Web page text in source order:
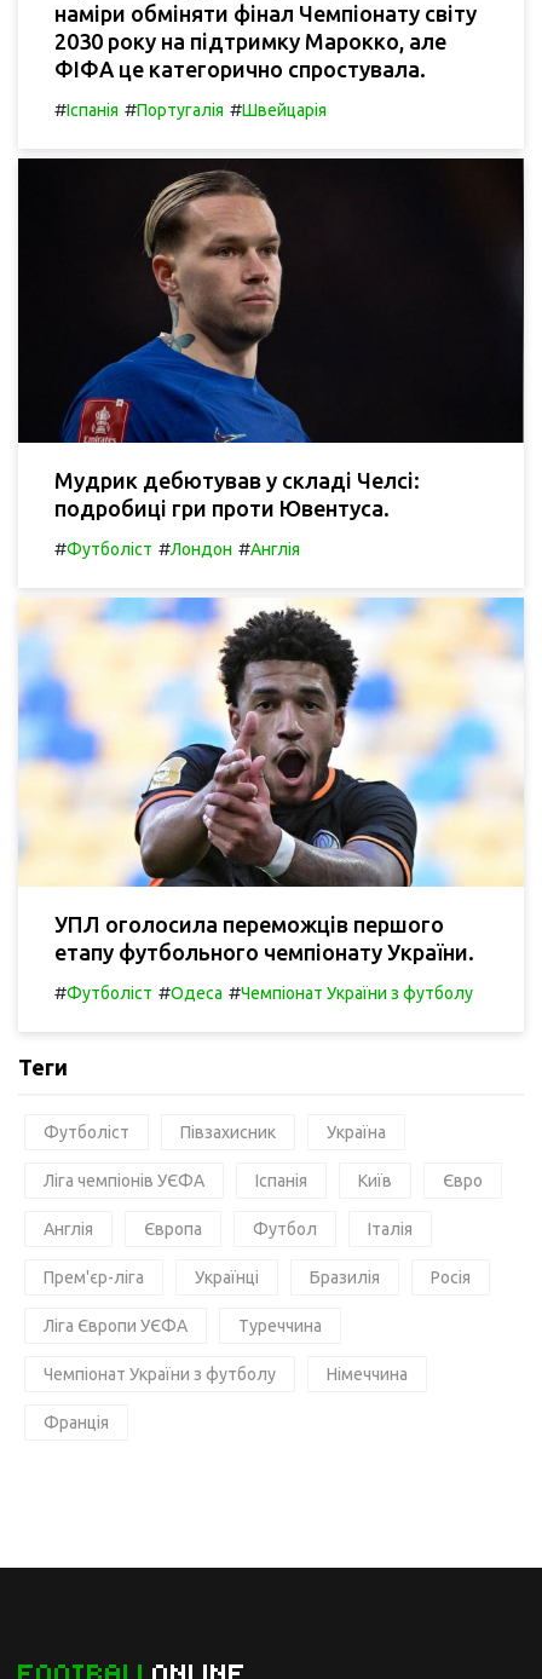
наміри обміняти фінал Чемпіонату світу
2030 року на підтримку Марокко, але
ФІФА це категорично спростувала.
#Іспанія #Португалія #Швейцарія
Мудрик дебютував у складі Челсі:
подробиці гри проти Ювентуса.
#Футболіст #Лондон #Англія
УПЛ оголосила переможців першого
етапу футбольного чемпіонату України.
#Футболіст #Одеса #Чемпіонат України з футболу
Теги
Футболіст Півзахисник Україна
Ліга чемпіонів УЄФА Іспанія Київ Євро
Англія Європа Футбол Італія
Прем'єр-ліга Українці Бразилія Росія
Ліга Європи УЄФА Туреччина
Чемпіонат України з футболу Німеччина
Франція